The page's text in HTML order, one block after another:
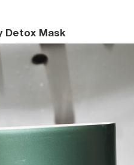
Detox Mask